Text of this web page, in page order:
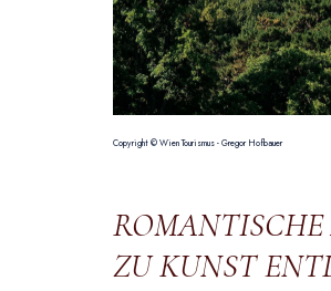
Copyright © Wien Tourismus - Gregor Hofbauer
ZU KUNST